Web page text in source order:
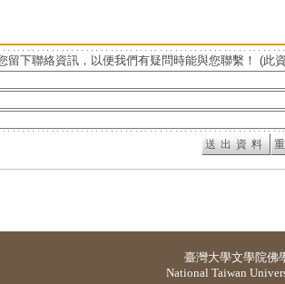
留下聯絡資訊，以便我們有疑問時能與您聯繫！ (此
臺灣大學文學院佛
National Taiwan